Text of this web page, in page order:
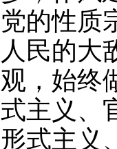
党的性质
人民的大
观，始终
式主义、
形式主义